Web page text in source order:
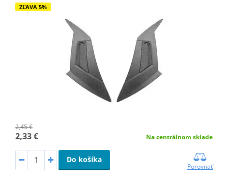
ZĽAVA 5%
2,45 €
2,33 € Na centrálnom sklade
Do košíka
Porovnať